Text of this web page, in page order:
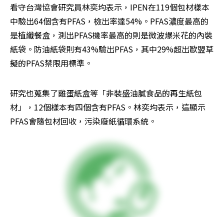
看守台灣協會研究員林奕均表示，IPEN在119個包材樣本
中驗出64個含有PFAS，檢出率達54%。PFAS濃度最高的
是植纖餐盒，測出PFAS機率最高的則是微波爆米花的內裝
紙袋。防油紙袋則有43%驗出PFAS，其中29%超出歐盟草
擬的PFAS禁限用標準。
研究也蒐集了雞蛋紙盒等「非裝盛油膩食品的再生紙包
材」，12個樣本有四個含有PFAS。林奕均表示，這顯示
PFAS會隨包材回收，污染廢紙循環系統。